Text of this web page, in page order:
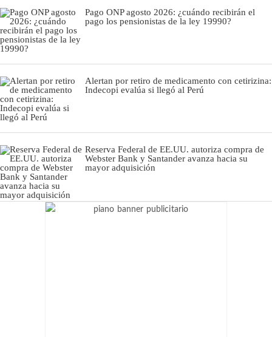
Pago ONP agosto 2026: ¿cuándo recibirán el
pago los pensionistas de la ley 19990?
Alertan por retiro de medicamento con cetirizina:
Indecopi evalúa si llegó al Perú
Reserva Federal de EE.UU. autoriza compra de
Webster Bank y Santander avanza hacia su
mayor adquisición